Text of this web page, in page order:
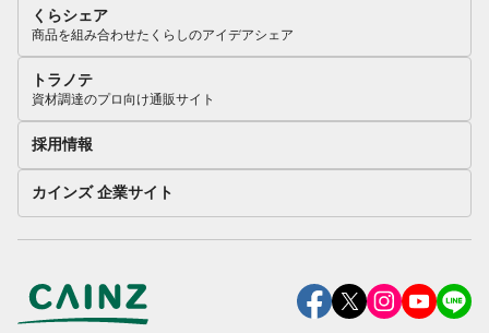
くらシェア
商品を組み合わせたくらしのアイデアシェア
トラノテ
資材調達のプロ向け通販サイト
採用情報
カインズ 企業サイト